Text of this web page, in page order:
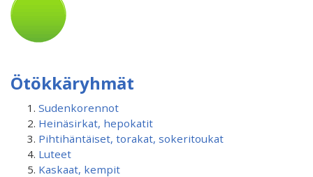
Ötökkäryhmät
Sudenkorennot
Heinäsirkat, hepokatit
Pihtihäntäiset, torakat, sokeritoukat
Luteet
Kaskaat, kempit